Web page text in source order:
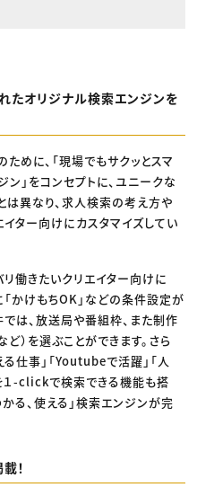
たオリジナル検索エンジンを
めに、「現場でもサクッとスマ
」をコンセプトに、ユニークな
は異なり、求人検索の考え方や
ター向けにカスタマイズしてい
働きたいクリエイター向けに
「かけもちOK」などの条件設定が
は、放送局や番組枠、また制作
）を選ぶことができます。さら
仕事」「Youtubeで活躍」「人
１-clickで検索できる機能も搭
る、使える」検索エンジンが完
！